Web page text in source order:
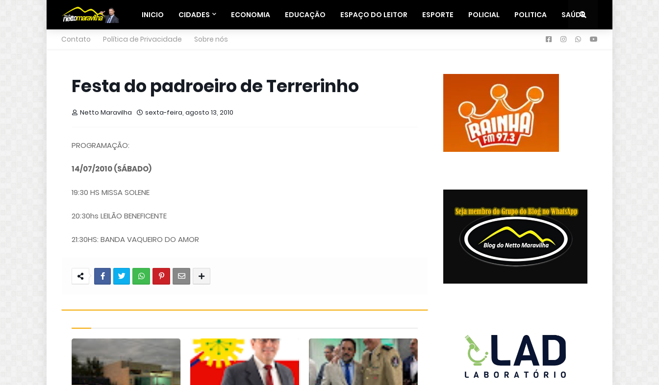
INICIO CIDADES ECONOMIA EDUCAÇÃO ESPAÇO DO LEITOR ESPORTE POLICIAL POLITICA SAÚDE
Contato Política de Privacidade Sobre nós
Festa do padroeiro de Terrerinho
Netto Maravilha sexta-feira, agosto 13, 2010
PROGRAMAÇÃO:
14/07/2010 (SÁBADO)
19:30 HS MISSA SOLENE
20:30hs LEILÃO BENEFICENTE
21:30HS: BANDA VAQUEIRO DO AMOR